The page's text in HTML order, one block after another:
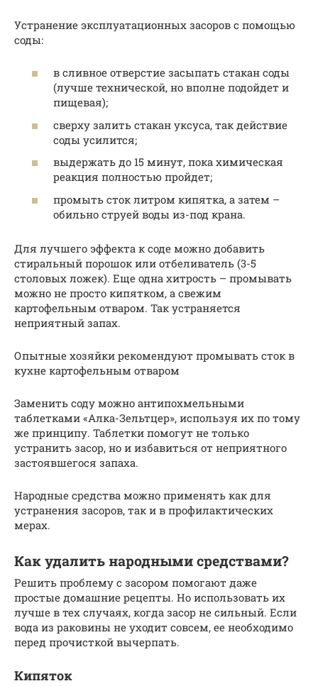
Устранение эксплуатационных засоров с помощью
соды:
в сливное отверстие засыпать стакан соды
(лучше технической, но вполне подойдет и
пищевая);
сверху залить стакан уксуса, так действие
соды усилится;
выдержать до 15 минут, пока химическая
реакция полностью пройдет;
промыть сток литром кипятка, а затем –
обильно струей воды из-под крана.
Для лучшего эффекта к соде можно добавить
стиральный порошок или отбеливатель (3-5
столовых ложек). Еще одна хитрость – промывать
можно не просто кипятком, а свежим
картофельным отваром. Так устраняется
неприятный запах.
Опытные хозяйки рекомендуют промывать сток в
кухне картофельным отваром
Заменить соду можно антипохмельными
таблетками «Алка-Зельтцер», используя их по тому
же принципу. Таблетки помогут не только
устранить засор, но и избавиться от неприятного
застоявшегося запаха.
Народные средства можно применять как для
устранения засоров, так и в профилактических
мерах.
Как удалить народными средствами?
Решить проблему с засором помогают даже
простые домашние рецепты. Но использовать их
лучше в тех случаях, когда засор не сильный. Если
вода из раковины не уходит совсем, ее необходимо
перед прочисткой вычерпать.
Кипяток